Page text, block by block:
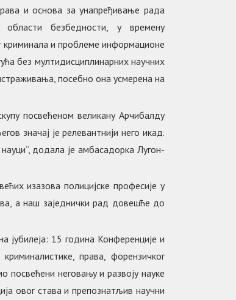
и основа за унапређивање рада
безбедности, у времену
криминала и проблеме информационе
без мултидисциплинарних научних
посебно она усмерена на
посвећеном великану Арчибалду
значај је релевантнији него икад.
додала је амбасадорка Лугон-
изазова полицијске професије у
а наш заједнички рад довешће до
јубилеја: 15 година Конференције и
права, форензичког
посвећени неговању и развоју науке
овог става и препознатљив научни